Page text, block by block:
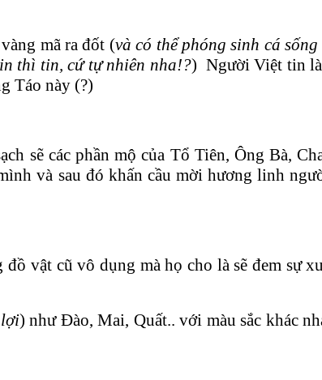
mã ra đốt (và có thể phóng sinh cá
thì tin, cứ tự nhiên nha!?) Người Việt tin là
Táo này (?)
sẽ các phần mộ của Tổ Tiên, Ông Bà,
và sau đó khấn cầu mời hương linh
vật cũ vô dụng mà họ cho là sẽ đem sự
) như Đào, Mai, Quất.. với màu sắc khác